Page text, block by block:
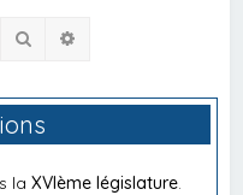
Rechercher
laXVIème législature